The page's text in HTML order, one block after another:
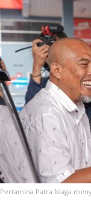
Pertamina Patra Niaga